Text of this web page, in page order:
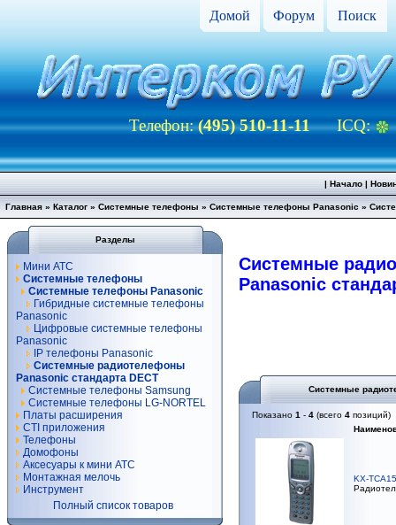
Домой Форум Поиск
Телефон:(495) 510-11-11ICQ:
| Начало|
Главная » Каталог » Системные телефоны » Системные телефоны Panasonic »
Разделы
Мини АТС
Системные телефоны
Системные телефоны Panasonic
Гибридные системные телефоны
Panasonic
Цифровые системные телефоны
Panasonic
IP телефоны Panasonic
Системные радиотелефоны
Panasonic стандарта DECT
Системные телефоны Samsung
Системные телефоны LG-NORTEL
Платы расширения
CTI приложения
Телефоны
Домофоны
Аксесуары к мини АТС
Монтажная мелочь
Инструмент
Полный список товаров
Системные
Panasonic
Системные
Показано 1 - 4 (всего 4 позиций)
KX-